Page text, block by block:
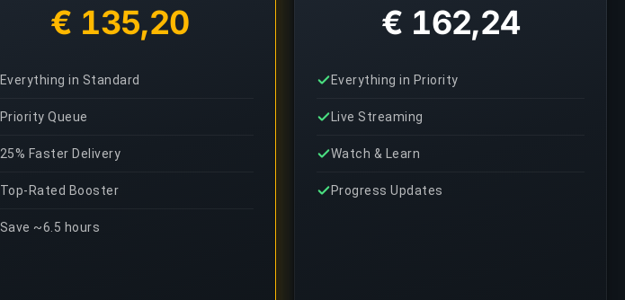
€ 135,20
Everything in Standard
Priority Queue
25% Faster Delivery
Top-Rated Booster
Save ~6.5 hours
€ 162,24
Everything in Priority
Live Streaming
Watch & Learn
Progress Updates